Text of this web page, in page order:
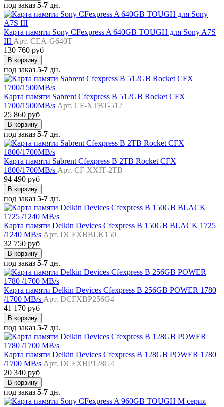
под заказ 5-7 дн.
Карта памяти Sony CFexpress A 640GB TOUGH для Sony A7S
III Арт. CEA-G640T
130 760 руб
В корзину
под заказ 5-7 дн.
Карта памяти Sabrent Cfexpress B 512GB Rocket CFX
1700/1500MB/s Арт. CF-XTBT-512
25 860 руб
В корзину
под заказ 5-7 дн.
Карта памяти Sabrent Cfexpress B 2TB Rocket CFX
1800/1700MB/s Арт. CF-XXIT-2TB
94 490 руб
В корзину
под заказ 5-7 дн.
Карта памяти Delkin Devices Cfexpress B 150GB BLACK 1725
/1240 MB/s Арт. DCFXBBLK150
32 750 руб
В корзину
под заказ 5-7 дн.
Карта памяти Delkin Devices Cfexpress B 256GB POWER 1780
/1700 MB/s Арт. DCFXBP256G4
41 170 руб
В корзину
под заказ 5-7 дн.
Карта памяти Delkin Devices Cfexpress B 128GB POWER 1780
/1700 MB/s Арт. DCFXBP128G4
20 340 руб
В корзину
под заказ 5-7 дн.